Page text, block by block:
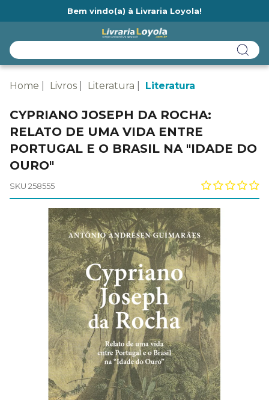
Bem vindo(a) à Livraria Loyola!
Home Livros Literatura Literatura
CYPRIANO JOSEPH DA ROCHA:
RELATO DE UMA VIDA ENTRE
PORTUGAL E O BRASIL NA "IDADE DO
OURO"
SKU 258555